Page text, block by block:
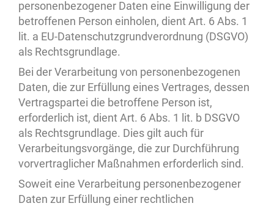
personenbezogener Daten eine Einwilligung der
betroffenen Person einholen, dient Art. 6 Abs. 1
lit. a EU-Datenschutzgrundverordnung (DSGVO)
als Rechtsgrundlage.
Bei der Verarbeitung von personenbezogenen
Daten, die zur Erfüllung eines Vertrages, dessen
Vertragspartei die betroffene Person ist,
erforderlich ist, dient Art. 6 Abs. 1 lit. b DSGVO
als Rechtsgrundlage. Dies gilt auch für
Verarbeitungsvorgänge, die zur Durchführung
vorvertraglicher Maßnahmen erforderlich sind.
Soweit eine Verarbeitung personenbezogener
Daten zur Erfüllung einer rechtlichen